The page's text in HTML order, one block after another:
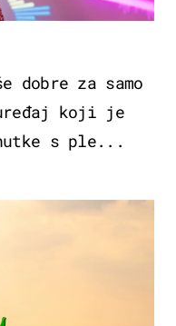
dobre za samo
koji je
s ple...